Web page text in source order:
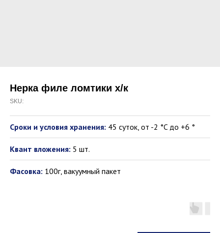
Нерка филе ломтики х/к
SKU:
Сроки и условия хранения: 45 суток, от -2 °C до +6 °
Квант вложения: 5 шт.
Фасовка: 100г, вакуумный пакет